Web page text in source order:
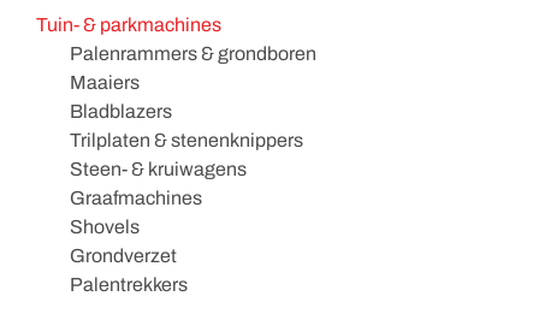
Tuin- & parkmachines
Palenrammers & grondboren
Maaiers
Bladblazers
Trilplaten & stenenknippers
Steen- & kruiwagens
Graafmachines
Shovels
Grondverzet
Palentrekkers